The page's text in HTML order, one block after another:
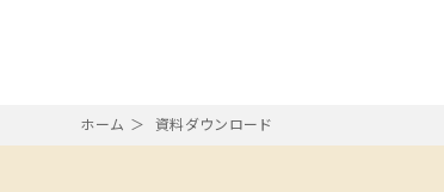
ホーム 資料ダウンロード